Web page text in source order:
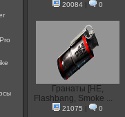
20084| 0
Гранаты [HE,
Flashbang, Smoke ...
21075 | 0